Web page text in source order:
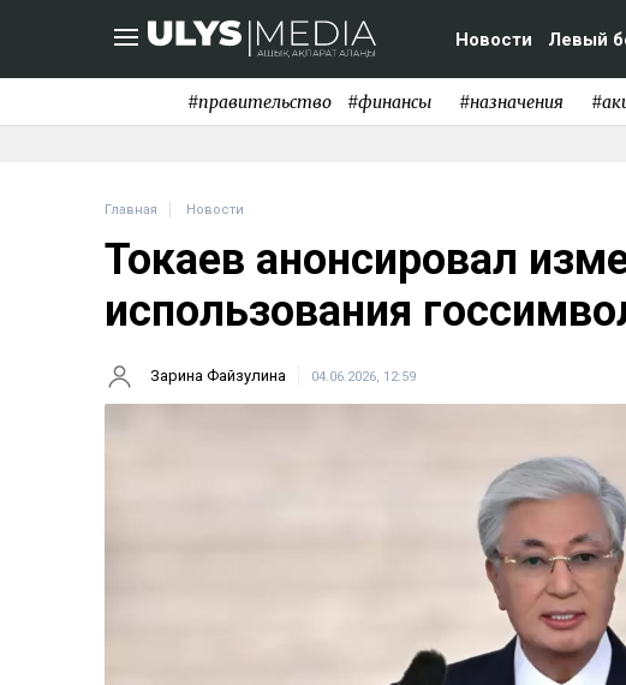
Новости Левый
#правительство #финансы #назначения
Главная Новости
Токаев анонсировал
использования
Зарина Файзулина 04.06.2026, 12:59